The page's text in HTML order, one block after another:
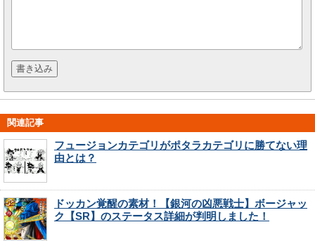
関連記事
フュージョンカテゴリがポタラカテゴリに勝てない理
由とは？
ドッカン覚醒の素材！【銀河の凶悪戦士】ボージャッ
ク【SR】のステータス詳細が判明しました！